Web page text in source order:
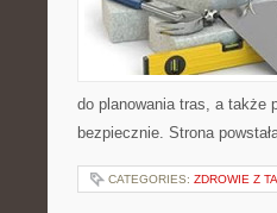
do planowania tras, a także
bezpiecznie. Strona
CATEGORIES: ZDROWIE Z